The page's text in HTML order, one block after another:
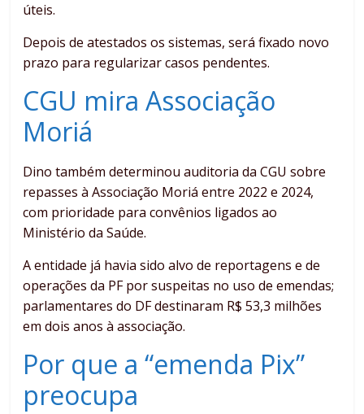
úteis.
Depois de atestados os sistemas, será fixado novo
prazo para regularizar casos pendentes.
CGU mira Associação
Moriá
Dino também determinou auditoria da CGU sobre
repasses à Associação Moriá entre 2022 e 2024,
com prioridade para convênios ligados ao
Ministério da Saúde.
A entidade já havia sido alvo de reportagens e de
operações da PF por suspeitas no uso de emendas;
parlamentares do DF destinaram R$ 53,3 milhões
em dois anos à associação.
Por que a “emenda Pix”
preocupa